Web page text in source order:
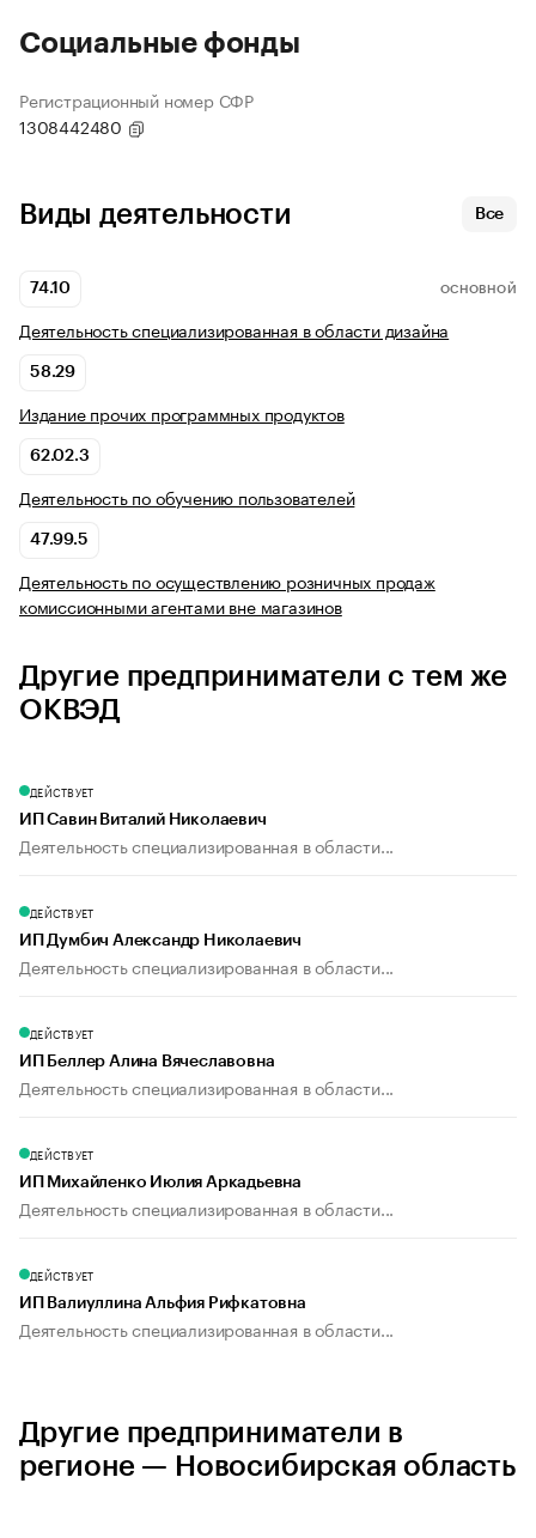
Социальные фонды
Регистрационный номер СФР
1308442480
Виды деятельности Все
74.10 ОСНОВНОЙ
Деятельность специализированная в области дизайна
58.29
Издание прочих программных продуктов
62.02.3
Деятельность по обучению пользователей
47.99.5
Деятельность по осуществлению розничных продаж
комиссионными агентами вне магазинов
Другие предприниматели с тем же
ОКВЭД
ДЕЙСТВУЕТ
ИП Савин Виталий Николаевич
Деятельность специализированная в области...
ДЕЙСТВУЕТ
ИП Думбич Александр Николаевич
Деятельность специализированная в области...
ДЕЙСТВУЕТ
ИП Беллер Алина Вячеславовна
Деятельность специализированная в области...
ДЕЙСТВУЕТ
ИП Михайленко Июлия Аркадьевна
Деятельность специализированная в области...
ДЕЙСТВУЕТ
ИП Валиуллина Альфия Рифкатовна
Деятельность специализированная в области...
Другие предприниматели в
регионе — Новосибирская область